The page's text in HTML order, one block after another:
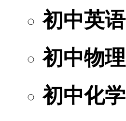
初中英语
初中物理
初中化学